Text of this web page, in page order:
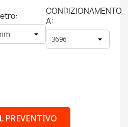
CONDIZIONAMENTO
A:
PREVENTIVO